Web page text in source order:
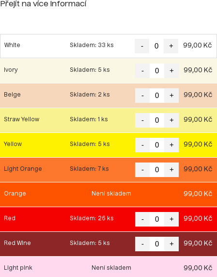
Přejít na více informací
White Skladem: 33 ks - + 99,00 Kč
Ivory Skladem: 5 ks - + 99,00 Kč
Beige Skladem: 2 ks - + 99,00 Kč
Straw Yellow Skladem: 1 ks - + 99,00 Kč
Yellow Skladem: 5 ks - + 99,00 Kč
Light Orange Skladem: 7 ks - + 99,00 Kč
Orange Není skladem 99,00 Kč
Red Skladem: 26 ks - + 99,00 Kč
Red Wine Skladem: 5 ks - + 99,00 Kč
Light pink Není skladem 99,00 Kč